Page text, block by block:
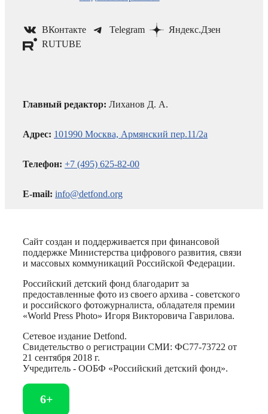
ВКонтакте Telegram
Яндекс.Дзен
RUTUBE
Главный редактор: Лиханов Д. А.
Адрес: 101990 Москва, Армянский пер.11/2а
Телефон: +7 (495) 625-82-00
E-mail: info@detfond.org
Сайт создан и поддерживается при финансовой
поддержке Министерства цифрового развития, связи
и массовых коммуникаций Российской Федерации.
Российский детский фонд благодарит за
предоставленные фото из своего архива - советского
и российского фотожурналиста, обладателя премии
«World Press Photo» Игоря Викторовича Гаврилова.
Сетевое издание Detfond.
Свидетельство о регистрации СМИ: ФС77-73722 от
21 сентября 2018 г.
Учредитель - ООБФ «Российский детский фонд».
6+